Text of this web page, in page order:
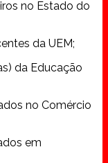
no Estado do
da UEM;
da Educação
no Comércio
em